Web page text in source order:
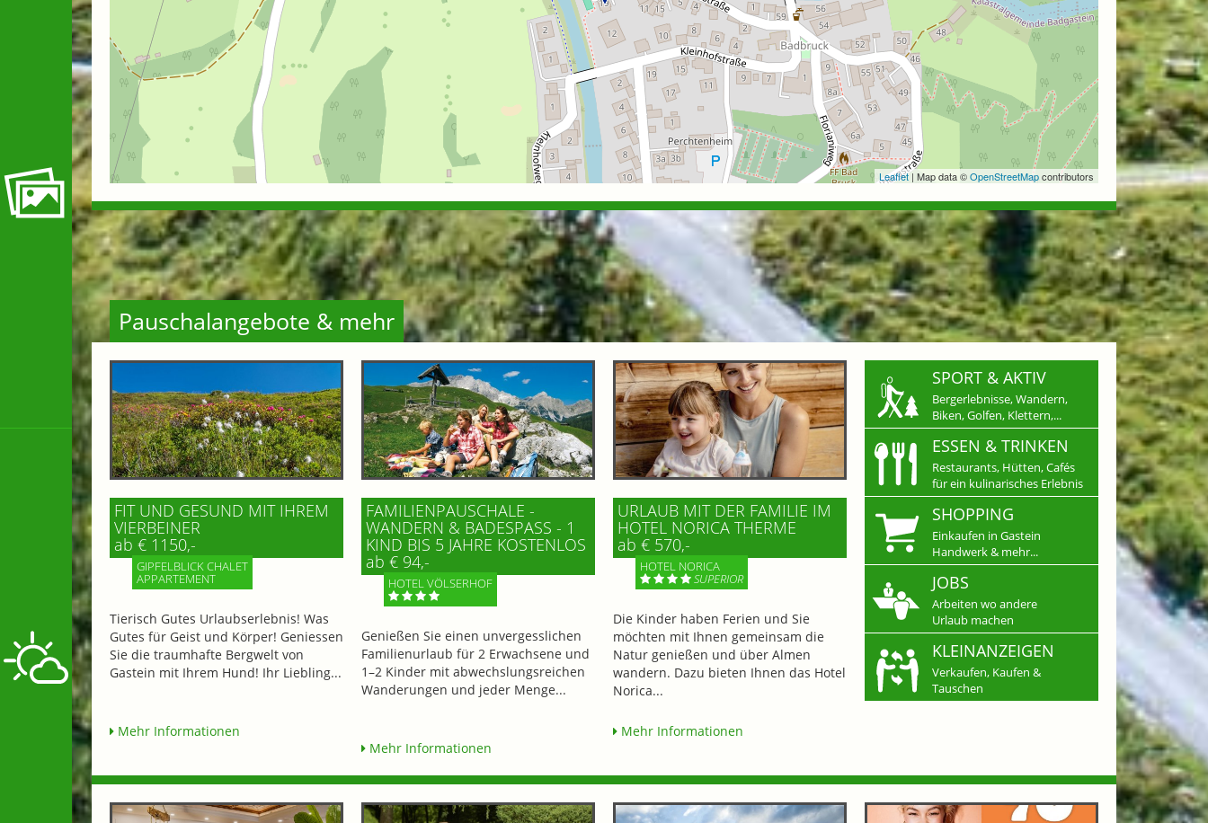
Leaflet| Map data ©OpenStreetMapcontributors
Pauschalangebote & mehr
FIT UND GESUND MIT IHREM
VIERBEINER
ab € 1150,-
GIPFELBLICK CHALET
APPARTEMENT
Tierisch Gutes Urlaubserlebnis! Was
Gutes für Geist und Körper! Geniessen
Sie die traumhafte Bergwelt von
Gastein mit Ihrem Hund! Ihr Liebling...
Mehr Informationen
FAMILIENPAUSCHALE -
WANDERN & BADESPASS - 1 K
IND BIS 5 JAHRE KOSTENLOS
ab € 94,-
HOTEL VÖLSERHOF
Genießen Sie einen unvergesslichen
Familienurlaub für 2 Erwachsene und
1–2 Kinder mit abwechslungsreichen
Wanderungen und jeder Menge...
Mehr Informationen
URLAUB MIT DER FAMILIE IM
HOTEL NORICA THERME
ab € 570,-
HOTEL NORICA
SUPERIOR
Die Kinder haben Ferien und Sie
möchten mit Ihnen gemeinsam die
Natur genießen und über Almen
wandern. Dazu bieten Ihnen das Hotel
Norica...
Mehr Informationen
SPORT & AKTIV
Bergerlebnisse, Wandern,
Biken, Golfen, Klettern,...
ESSEN & TRINKEN
Restaurants, Hütten, Cafés
für ein kulinarisches Erlebnis
SHOPPING
Einkaufen in Gastein
Handwerk & mehr...
JOBS
Arbeiten wo andere
Urlaub machen
KLEINANZEIGEN
Verkaufen, Kaufen &
Tauschen